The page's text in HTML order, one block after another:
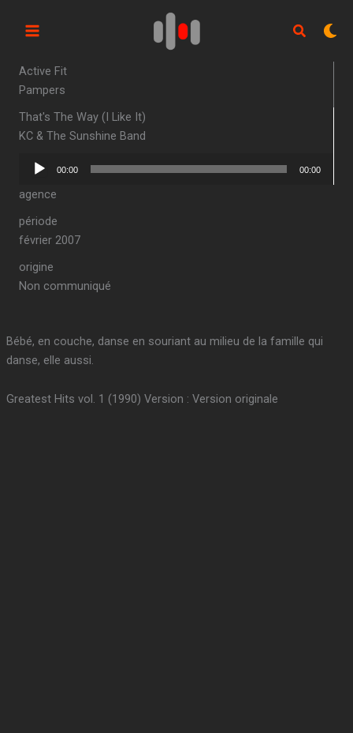
Active Fit
Pampers
That's The Way (I Like It)
KC & The Sunshine Band
Lecteur
00:00 00:00
agence
période
février 2007
origine
Non communiqué
Bébé, en couche, danse en souriant au milieu de la famille qui
danse, elle aussi.
Greatest Hits vol. 1 (1990) Version : Version originale